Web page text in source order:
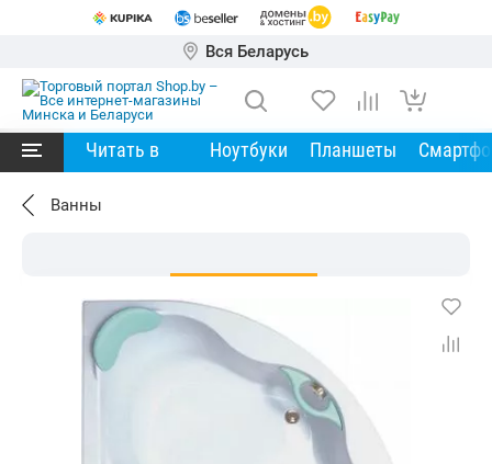
Вся Беларусь
Читать в Ноутбуки Планшеты
Ванны